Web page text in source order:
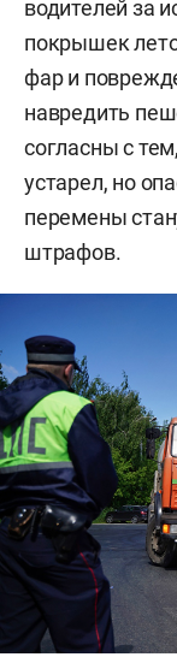
водителей за
покрышек
фар и
навредить
согласны с
устарел, но
перемены
штрафов.